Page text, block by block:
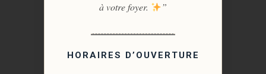
à votre foyer.
”
HORAIRES D’OUVERTURE